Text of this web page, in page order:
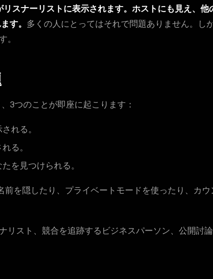
スナーリストに表示されます。ホストにも見え、他
す。 多くの人にとってはそれで問題ありません。し
。
3つのことが即座に起こります：
れる。
る。
を見つけられる。
を隠したり、プライベートモードを使ったり、カ
リスト、競合を追跡するビジネスパーソン、公開討